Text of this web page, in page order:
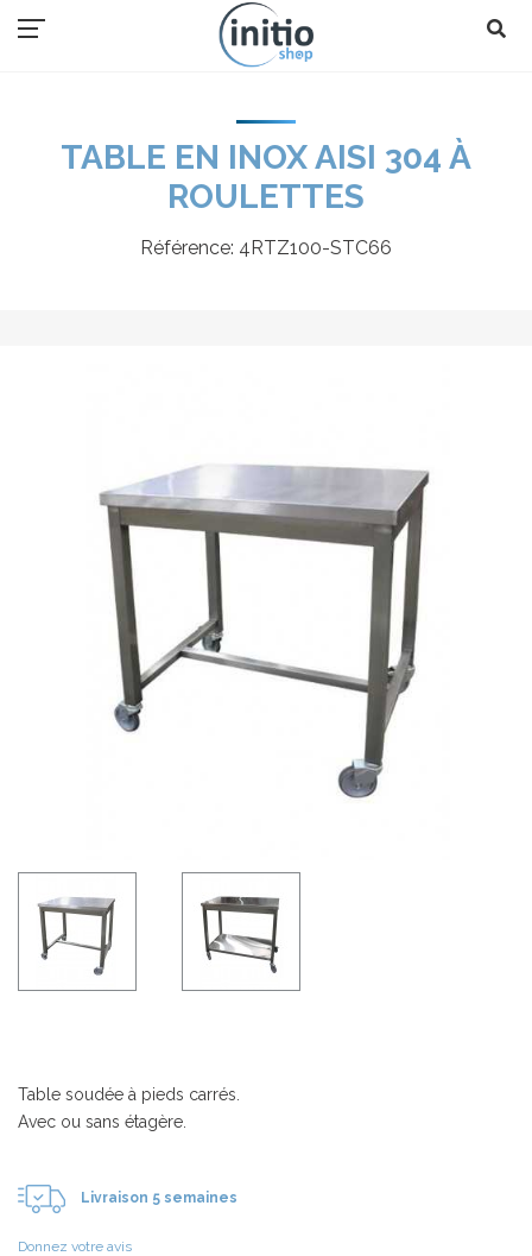
TABLE EN INOX AISI 304 À
ROULETTES
Référence: 4RTZ100-STC66
Table soudée à pieds carrés.
Avec ou sans étagère.
Livraison 5 semaines
Donnez votre avis